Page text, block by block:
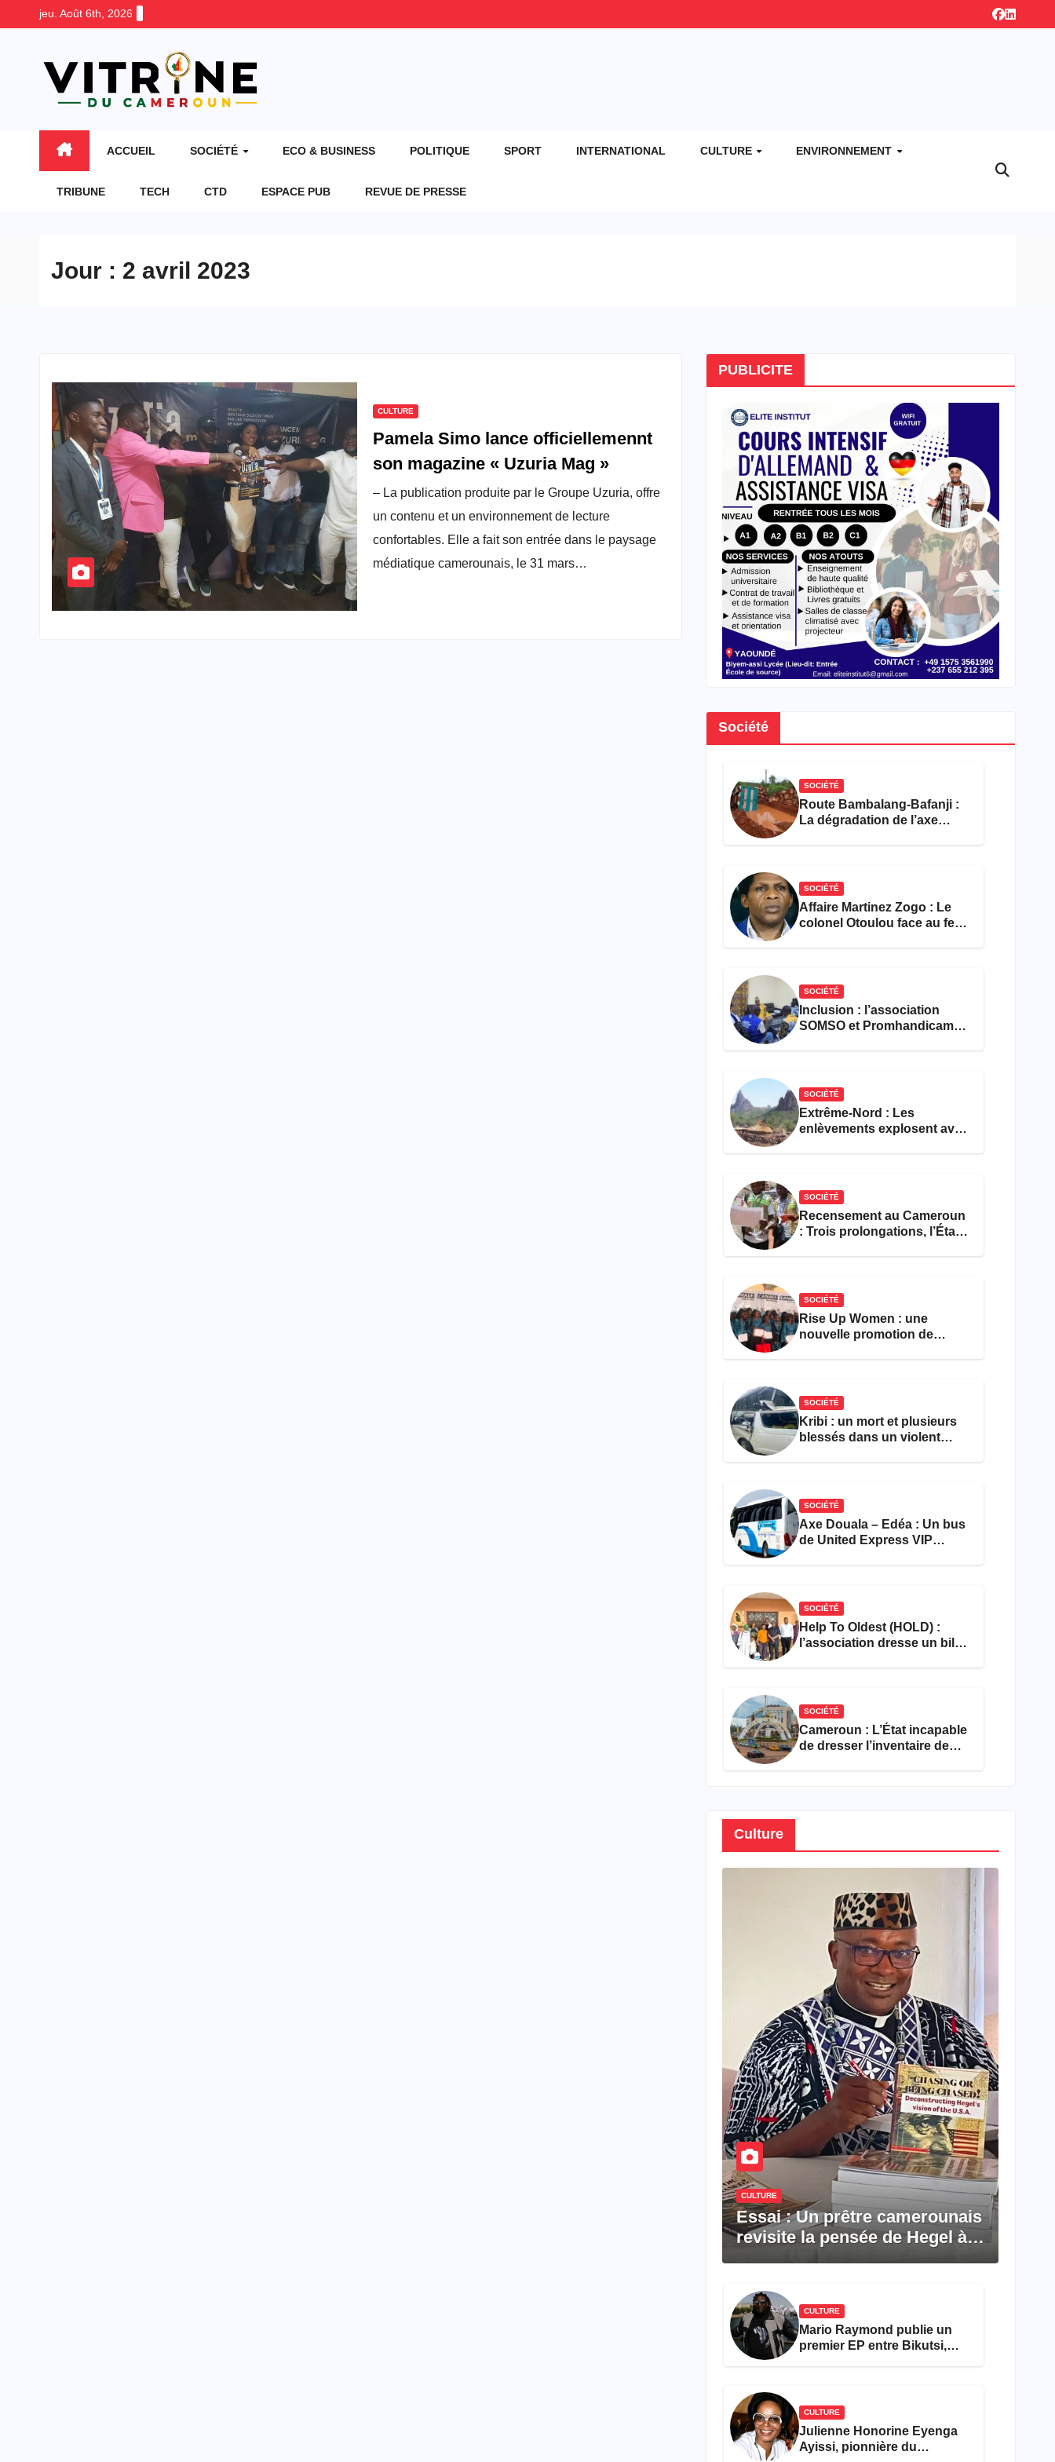
jeu. Août 6th, 2026
ACCUEIL SOCIÉTÉ ECO & BUSINESS POLITIQUE SPORT INTERNATIONAL CULTURE ENVIRONNEMENT
TRIBUNE TECH CTD ESPACE PUB REVUE DE PRESSE
Jour : 2 avril 2023
CULTURE
Pamela Simo lance officiellemennt
son magazine « Uzuria Mag »
– La publication produite par le Groupe Uzuria, offre
un contenu et un environnement de lecture
confortables. Elle a fait son entrée dans le paysage
médiatique camerounais, le 31 mars…
PUBLICITE
Société
SOCIÉTÉ
Route Bambalang-Bafanji :
La dégradation de l’axe
SOCIÉTÉ
Affaire Martinez Zogo : Le
colonel Otoulou face au feu
SOCIÉTÉ
Inclusion : l’association
SOMSO et Promhandicam
SOCIÉTÉ
Extrême-Nord : Les
enlèvements explosent avec
SOCIÉTÉ
Recensement au Cameroun
: Trois prolongations, l’État
SOCIÉTÉ
Rise Up Women : une
nouvelle promotion de
SOCIÉTÉ
Kribi : un mort et plusieurs
blessés dans un violent
SOCIÉTÉ
Axe Douala – Edéa : Un bus
de United Express VIP
SOCIÉTÉ
Help To Oldest (HOLD) :
l’association dresse un bilan
SOCIÉTÉ
Cameroun : L’État incapable
de dresser l’inventaire de
Culture
CULTURE
Essai : Un prêtre camerounais
revisite la pensée de Hegel à
CULTURE
Mario Raymond publie un
premier EP entre Bikutsi,
CULTURE
Julienne Honorine Eyenga
Ayissi, pionnière du